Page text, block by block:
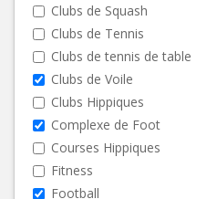
Clubs de Squash
Clubs de Tennis
Clubs de tennis de table
Clubs de Voile
Clubs Hippiques
Complexe de Foot
Courses Hippiques
Fitness
Football